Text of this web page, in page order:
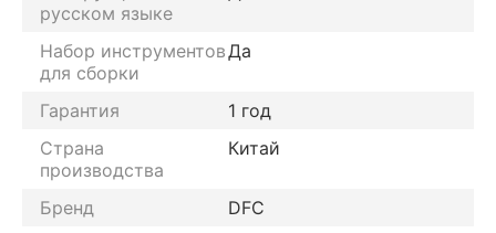
русском языке
Набор инструментов
для сборки
Да
Гарантия
1 год
Страна
производства
Китай
Бренд
DFC